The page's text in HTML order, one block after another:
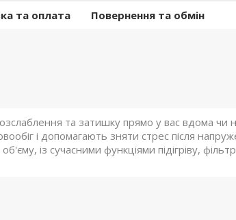
та оплата Повернення та обмін
та затишку прямо у вас вдома чи
і допомагають зняти стрес після
із сучасними функціями підігріву,